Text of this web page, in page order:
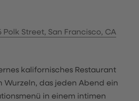
Polk Street, San Francisco, CA
kalifornisches Restaurant
Wurzeln, das jeden Abend ein
in einem intimen